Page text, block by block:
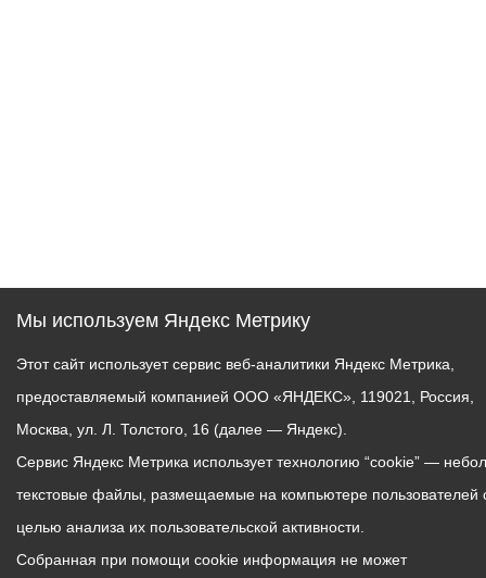
Мы используем Яндекс Метрику
Этот сайт использует сервис веб-аналитики Яндекс Метрика,
предоставляемый компанией ООО «ЯНДЕКС», 119021, Россия,
Москва, ул. Л. Толстого, 16 (далее — Яндекс).
Сервис Яндекс Метрика использует технологию “cookie” —
текстовые файлы, размещаемые на компьютере пользователей
целью анализа их пользовательской активности.
Собранная при помощи cookie информация не может